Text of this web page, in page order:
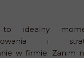
to idealny
i
w firmie. Zanim